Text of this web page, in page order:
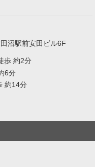
沼駅前安田ビル6F
歩 約2分
6分
約14分